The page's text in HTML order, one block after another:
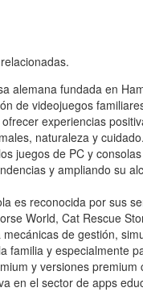
alemana fundada en
de videojuegos
experiencias
naturaleza y
juegos de PC y
y ampliando su
es reconocida por sus
World, Cat Rescue
de gestión,
familia y especialmente
y versiones
en el sector de apps